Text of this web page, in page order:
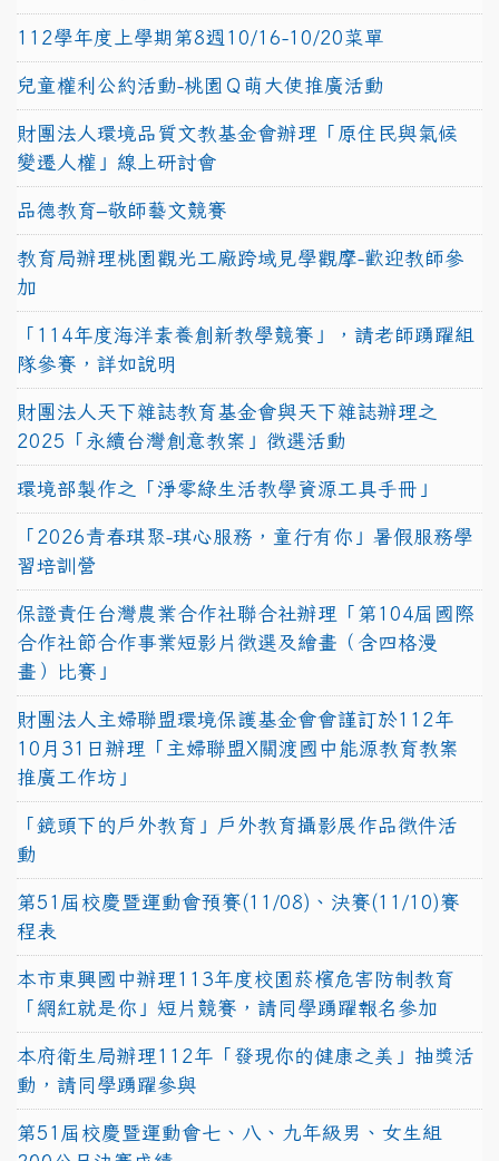
112學年度上學期第8週10/16-10/20菜單
兒童權利公約活動-桃園Ｑ萌大使推廣活動
財團法人環境品質文教基金會辦理「原住民與氣候
變遷人權」線上研討會
品德教育–敬師藝文競賽
教育局辦理桃園觀光工廠跨域見學觀摩-歡迎教師參
加
「114年度海洋素養創新教學競賽」，請老師踴躍組
隊參賽，詳如說明
財團法人天下雜誌教育基金會與天下雜誌辦理之
2025「永續台灣創意教案」徵選活動
環境部製作之「淨零綠生活教學資源工具手冊」
「2026青春琪聚-琪心服務，童行有你」暑假服務學
習培訓營
保證責任台灣農業合作社聯合社辦理「第104屆國際
合作社節合作事業短影片徵選及繪畫（含四格漫
畫）比賽」
財團法人主婦聯盟環境保護基金會會謹訂於112年
10月31日辦理「主婦聯盟X關渡國中能源教育教案
推廣工作坊」
「鏡頭下的戶外教育」戶外教育攝影展作品徵件活
動
第51屆校慶暨運動會預賽(11/08)、決賽(11/10)賽
程表
本市東興國中辦理113年度校園菸檳危害防制教育
「網紅就是你」短片競賽，請同學踴躍報名參加
本府衛生局辦理112年「發現你的健康之美」抽獎活
動，請同學踴躍參與
第51屆校慶暨運動會七、八、九年級男、女生組